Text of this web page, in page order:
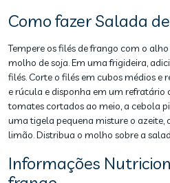
Como fazer Salada
Tempere os filés de frango com o
molho de soja. Em uma frigideira,
filés. Corte o filés em cubos médios e
e rúcula e disponha em um refratário
tomates cortados ao meio, a cebola
uma tigela pequena misture o azeite,
limão. Distribua o molho sobre a
Informações